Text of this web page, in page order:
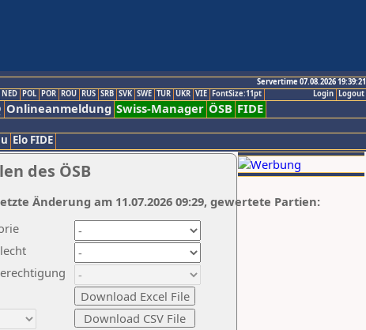
Servertime 07.08.2026 19:39:21
Logout
Login
NED POL POR ROU RUS SRB SVK SWE TUR UKR VIE FontSize:11pt
Onlineanmeldung Swiss-Manager ÖSB FIDE
Elo FIDE
des ÖSB
Änderung am 11.07.2026 09:29, gewertete Partien: